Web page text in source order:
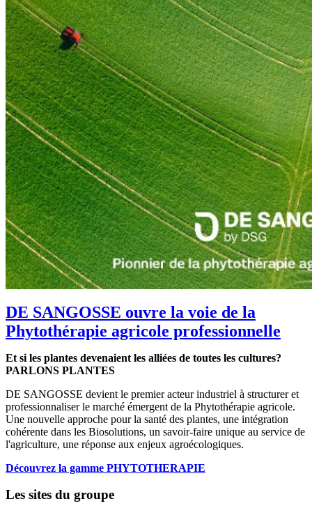
DE SANGOSSE ouvre la voie de la
Phytothérapie agricole professionnelle
Et si les plantes devenaient les alliées de toutes les cultures?
PARLONS PLANTES
DE SANGOSSE devient le premier acteur industriel à structurer et
professionnaliser le marché émergent de la Phytothérapie agricole.
Une nouvelle approche pour la santé des plantes, une intégration
cohérente dans les Biosolutions, un savoir-faire unique au service de
l'agriculture, une réponse aux enjeux agroécologiques.
Découvrez la gamme PHYTOTHERAPIE
Les sites du groupe